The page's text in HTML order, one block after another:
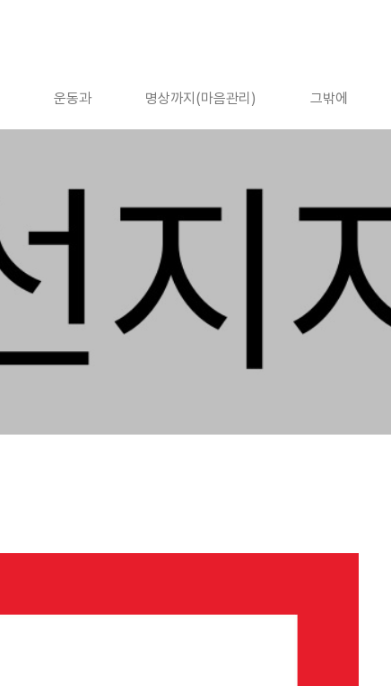
운동과 명상까지(마음관리) 그밖에